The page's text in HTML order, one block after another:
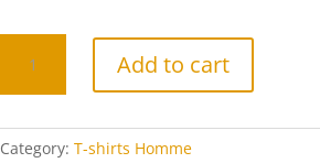
shirt
Homme
V
Add to cart
Category: T-shirts Homme